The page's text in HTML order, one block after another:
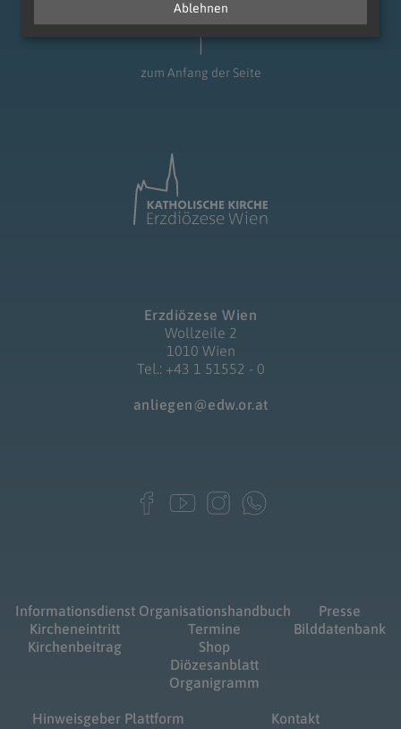
zum Anfang der Seite
Erzdiözese Wien
Wollzeile 2
1010 Wien
Tel.: +43 1 51552 - 0
anliegen@edw.or.at
Informationsdienst
Kircheneintritt
Kirchenbeitrag
Organisationshandbuch
Termine
Shop
Diözesanblatt
Organigramm
Presse
Bilddatenbank
Hinweisgeber Plattform
Kontakt
Ablehnen